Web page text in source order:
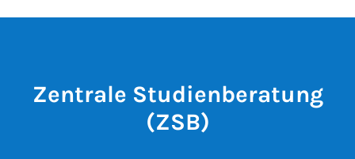
Zentrale Studienberatung
(ZSB)